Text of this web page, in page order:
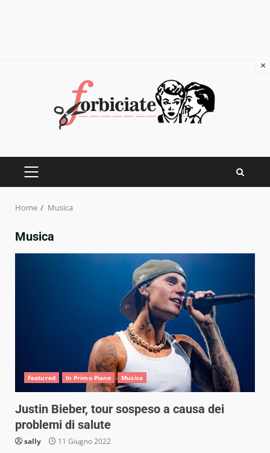
PRIMARY
Home Musica
Musica
Featured In Primo Piano Musica
Justin Bieber, tour sospeso a causa dei
problemi di salute
sally 11 Giugno 2022
×